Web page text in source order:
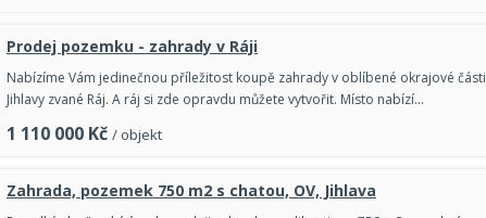
Prodej pozemku - zahrady v Ráji
Nabízíme Vám jedinečnou příležitost koupě zahrady v oblíbené okrajové části
Jihlavy zvané Ráj. A ráj si zde opravdu můžete vytvořit. Místo nabízí…
1 110 000 Kč / objekt
Zahrada, pozemek 750 m2 s chatou, OV, Jihlava